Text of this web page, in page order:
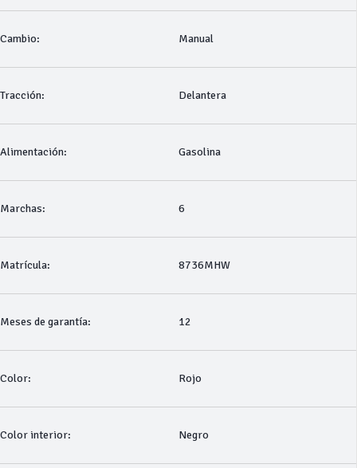
Cambio: Manual
Tracción: Delantera
Alimentación: Gasolina
Marchas: 6
Matrícula: 8736MHW
Meses de garantía: 12
Color: Rojo
Color interior: Negro